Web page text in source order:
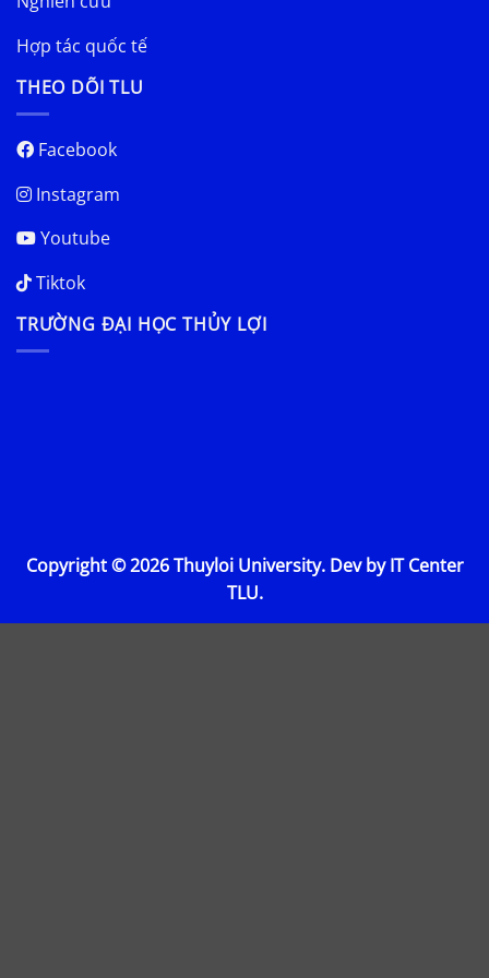
Hợp tác quốc tế
THEO DÕI TLU
Facebook
Instagram
Youtube
Tiktok
TRƯỜNG ĐẠI HỌC THỦY LỢI
Copyright © 2026 Thuyloi University. Dev by IT Center
TLU.